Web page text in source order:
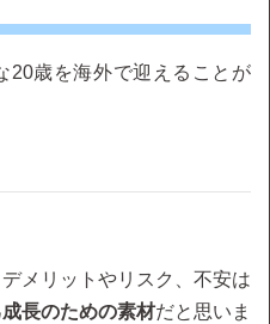
20歳を海外で迎えることが
メリットやリスク、不安は
長のための素材だと思いま